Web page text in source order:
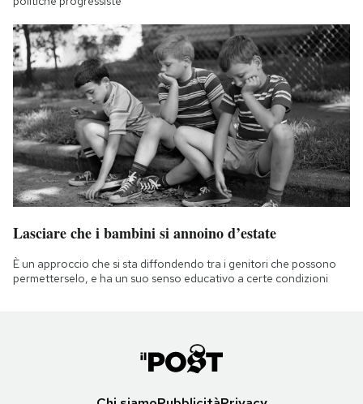
Lasciare che i bambini si annoino d’estate
È un approccio che si sta diffondendo tra i genitori che possono
permetterselo, e ha un suo senso educativo a certe condizioni